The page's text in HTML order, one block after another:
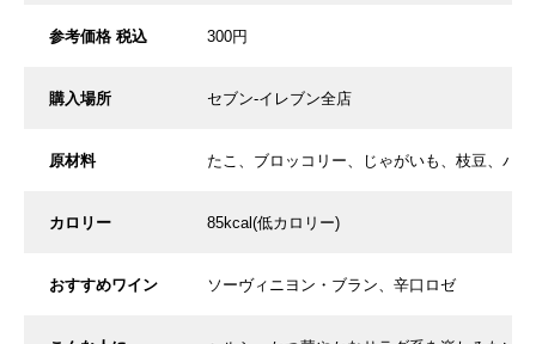
参考価格 税込 300円
購入場所 セブン-イレブン全店
原材料 たこ、ブロッコリー、じゃがいも、枝豆、バ
カロリー 85kcal(低カロリー)
おすすめワイン ソーヴィニヨン・ブラン、辛口ロゼ